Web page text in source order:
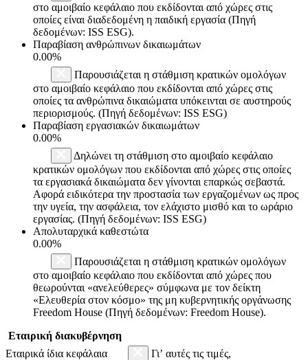
στο αμοιβαίο κεφάλαιο που εκδίδονται από χώρες στις
οποίες είναι διαδεδομένη η παιδική εργασία (Πηγή
δεδομένων: ISS ESG).
Παραβίαση ανθρώπινων δικαιωμάτων
0.00%
Παρουσιάζεται η στάθμιση κρατικών ομολόγων
στο αμοιβαίο κεφάλαιο που εκδίδονται από χώρες στις
οποίες τα ανθρώπινα δικαιώματα υπόκεινται σε αυστηρούς
περιορισμούς. (Πηγή δεδομένων: ISS ESG)
Παραβίαση εργασιακών δικαιωμάτων
0.00%
Δηλώνει τη στάθμιση στο αμοιβαίο κεφάλαιο
κρατικών ομολόγων που εκδίδονται από χώρες στις οποίες
τα εργασιακά δικαιώματα δεν γίνονται επαρκώς σεβαστά.
Αφορά ειδικότερα την προστασία των εργαζομένων ως προς
την υγεία, την ασφάλεια, τον ελάχιστο μισθό και το ωράριο
εργασίας. (Πηγή δεδομένων: ISS ESG)
Απολυταρχικά καθεστώτα
0.00%
Παρουσιάζεται η στάθμιση κρατικών ομολόγων
στο αμοιβαίο κεφάλαιο που εκδίδονται από χώρες που
θεωρούνται «ανελεύθερες» σύμφωνα με τον δείκτη
«Ελευθερία στον κόσμο» της μη κυβερνητικής οργάνωσης
Freedom House (Πηγή δεδομένων: Freedom House).
Εταιρική διακυβέρνηση
Εταιρικά ίδια κεφάλαια
Γι’ αυτές τις τιμές,